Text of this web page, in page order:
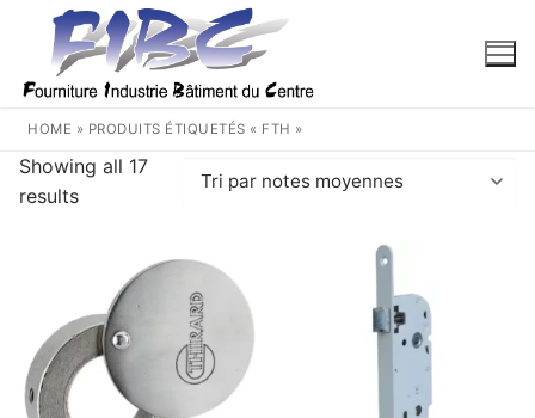
contenu
HOME » PRODUITS ÉTIQUETÉS « FTH »
Showing all 17
results
Trié